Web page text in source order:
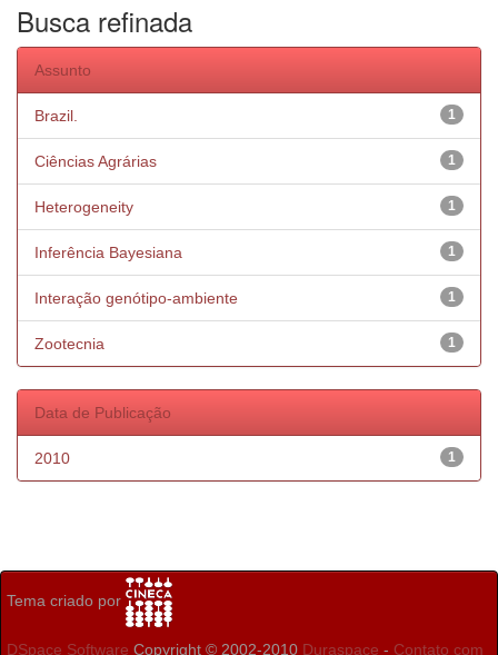
Busca refinada
Assunto
1
Brazil.
1
Ciências Agrárias
1
Heterogeneity
1
Inferência Bayesiana
1
Interação genótipo-ambiente
1
Zootecnia
Data de Publicação
1
2010
Tema criado por
DSpace Software Copyright © 2002-2010 Duraspace - Contato com